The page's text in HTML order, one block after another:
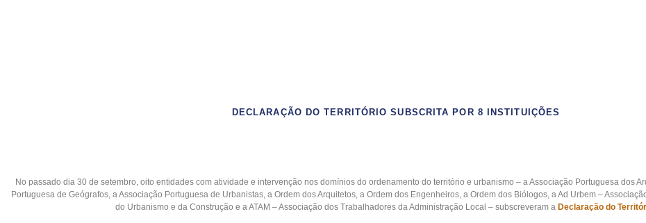
DECLARAÇÃO DO TERRITÓRIO SUBSCRITA POR 8 INSTITUIÇÕES
No passado dia 30 de setembro, oito entidades com atividade e intervenção nos domínios do ordenamento do território e urbanismo – a Associação Portuguesa dos
Portuguesa de Geógrafos, a Associação Portuguesa de Urbanistas, a Ordem dos Arquitetos, a Ordem dos Engenheiros, a Ordem dos Biólogos, a Ad Urbem –
do Urbanismo e da Construção e a ATAM – Associação dos Trabalhadores da Administração Local – subscreveram a Declaração do